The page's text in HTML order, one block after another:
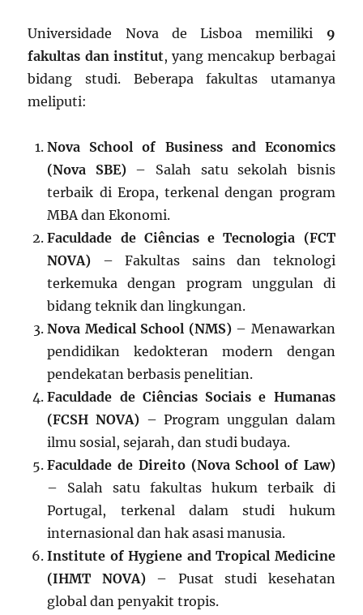
Universidade Nova de Lisboa memiliki 9
fakultas dan institut, yang mencakup berbagai
bidang studi. Beberapa fakultas utamanya
meliputi:
Nova School of Business and Economics
(Nova SBE)– Salah satu sekolah bisnis
terbaik di Eropa, terkenal dengan program
MBA dan Ekonomi.
Faculdade de Ciências e Tecnologia (FCT
NOVA) – Fakultas sains dan teknologi
terkemuka dengan program unggulan di
bidang teknik dan lingkungan.
Nova Medical School (NMS)– Menawarkan
pendidikan kedokteran modern dengan
pendekatan berbasis penelitian.
Faculdade de Ciências Sociais e Humanas
(FCSH NOVA) – Program unggulan dalam
ilmu sosial, sejarah, dan studi budaya.
Faculdade de Direito (Nova School of Law)
– Salah satu fakultas hukum terbaik di
Portugal, terkenal dalam studi hukum
internasional dan hak asasi manusia.
Institute of Hygiene and Tropical Medicine
(IHMT NOVA)– Pusat studi kesehatan
global dan penyakit tropis.